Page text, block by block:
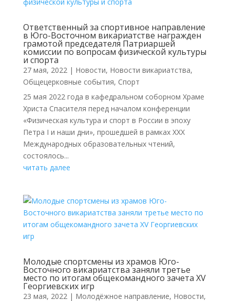
Ответственный за спортивное направление
в Юго-Восточном викариатстве награжден
грамотой председателя Патриаршей
комиссии по вопросам физической культуры
и спорта
27 мая, 2022| Новости, Новости викариатства,
Общецерковные события, Спорт
25 мая 2022 года в кафедральном соборном Храме
Христа Спасителя перед началом конференции
«Физическая культура и спорт в России в эпоху
Петра I и наши дни», прошедшей в рамках XXX
Международных образовательных чтений,
состоялось...
читать далее
Молодые спортсмены из храмов Юго-
Восточного викариатства заняли третье
место по итогам общекомандного зачета XV
Георгиевских игр
23 мая, 2022| Молодёжное направление, Новости,